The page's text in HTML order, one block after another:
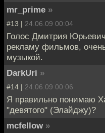
mr_prime »
#13 | 24.06.09 00:04
Голос Дмитрия
рекламу фильмов,
музыкой.
DarkUri »
#14 | 24.06.09 00:06
Я правильно понимаю
"девятого" (Элайджу)?
mcfellow »